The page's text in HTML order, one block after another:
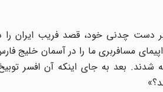
بر دست چدنی خود، قصد فریب ایران
مسافربری ما را در آسمان خلیج
بعد به جای اینکه آن افسر